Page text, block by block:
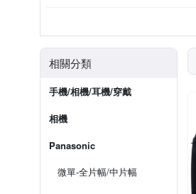
相關分類
手機/相機/耳機/穿戴
相機
Panasonic
微單-全片幅/中片幅